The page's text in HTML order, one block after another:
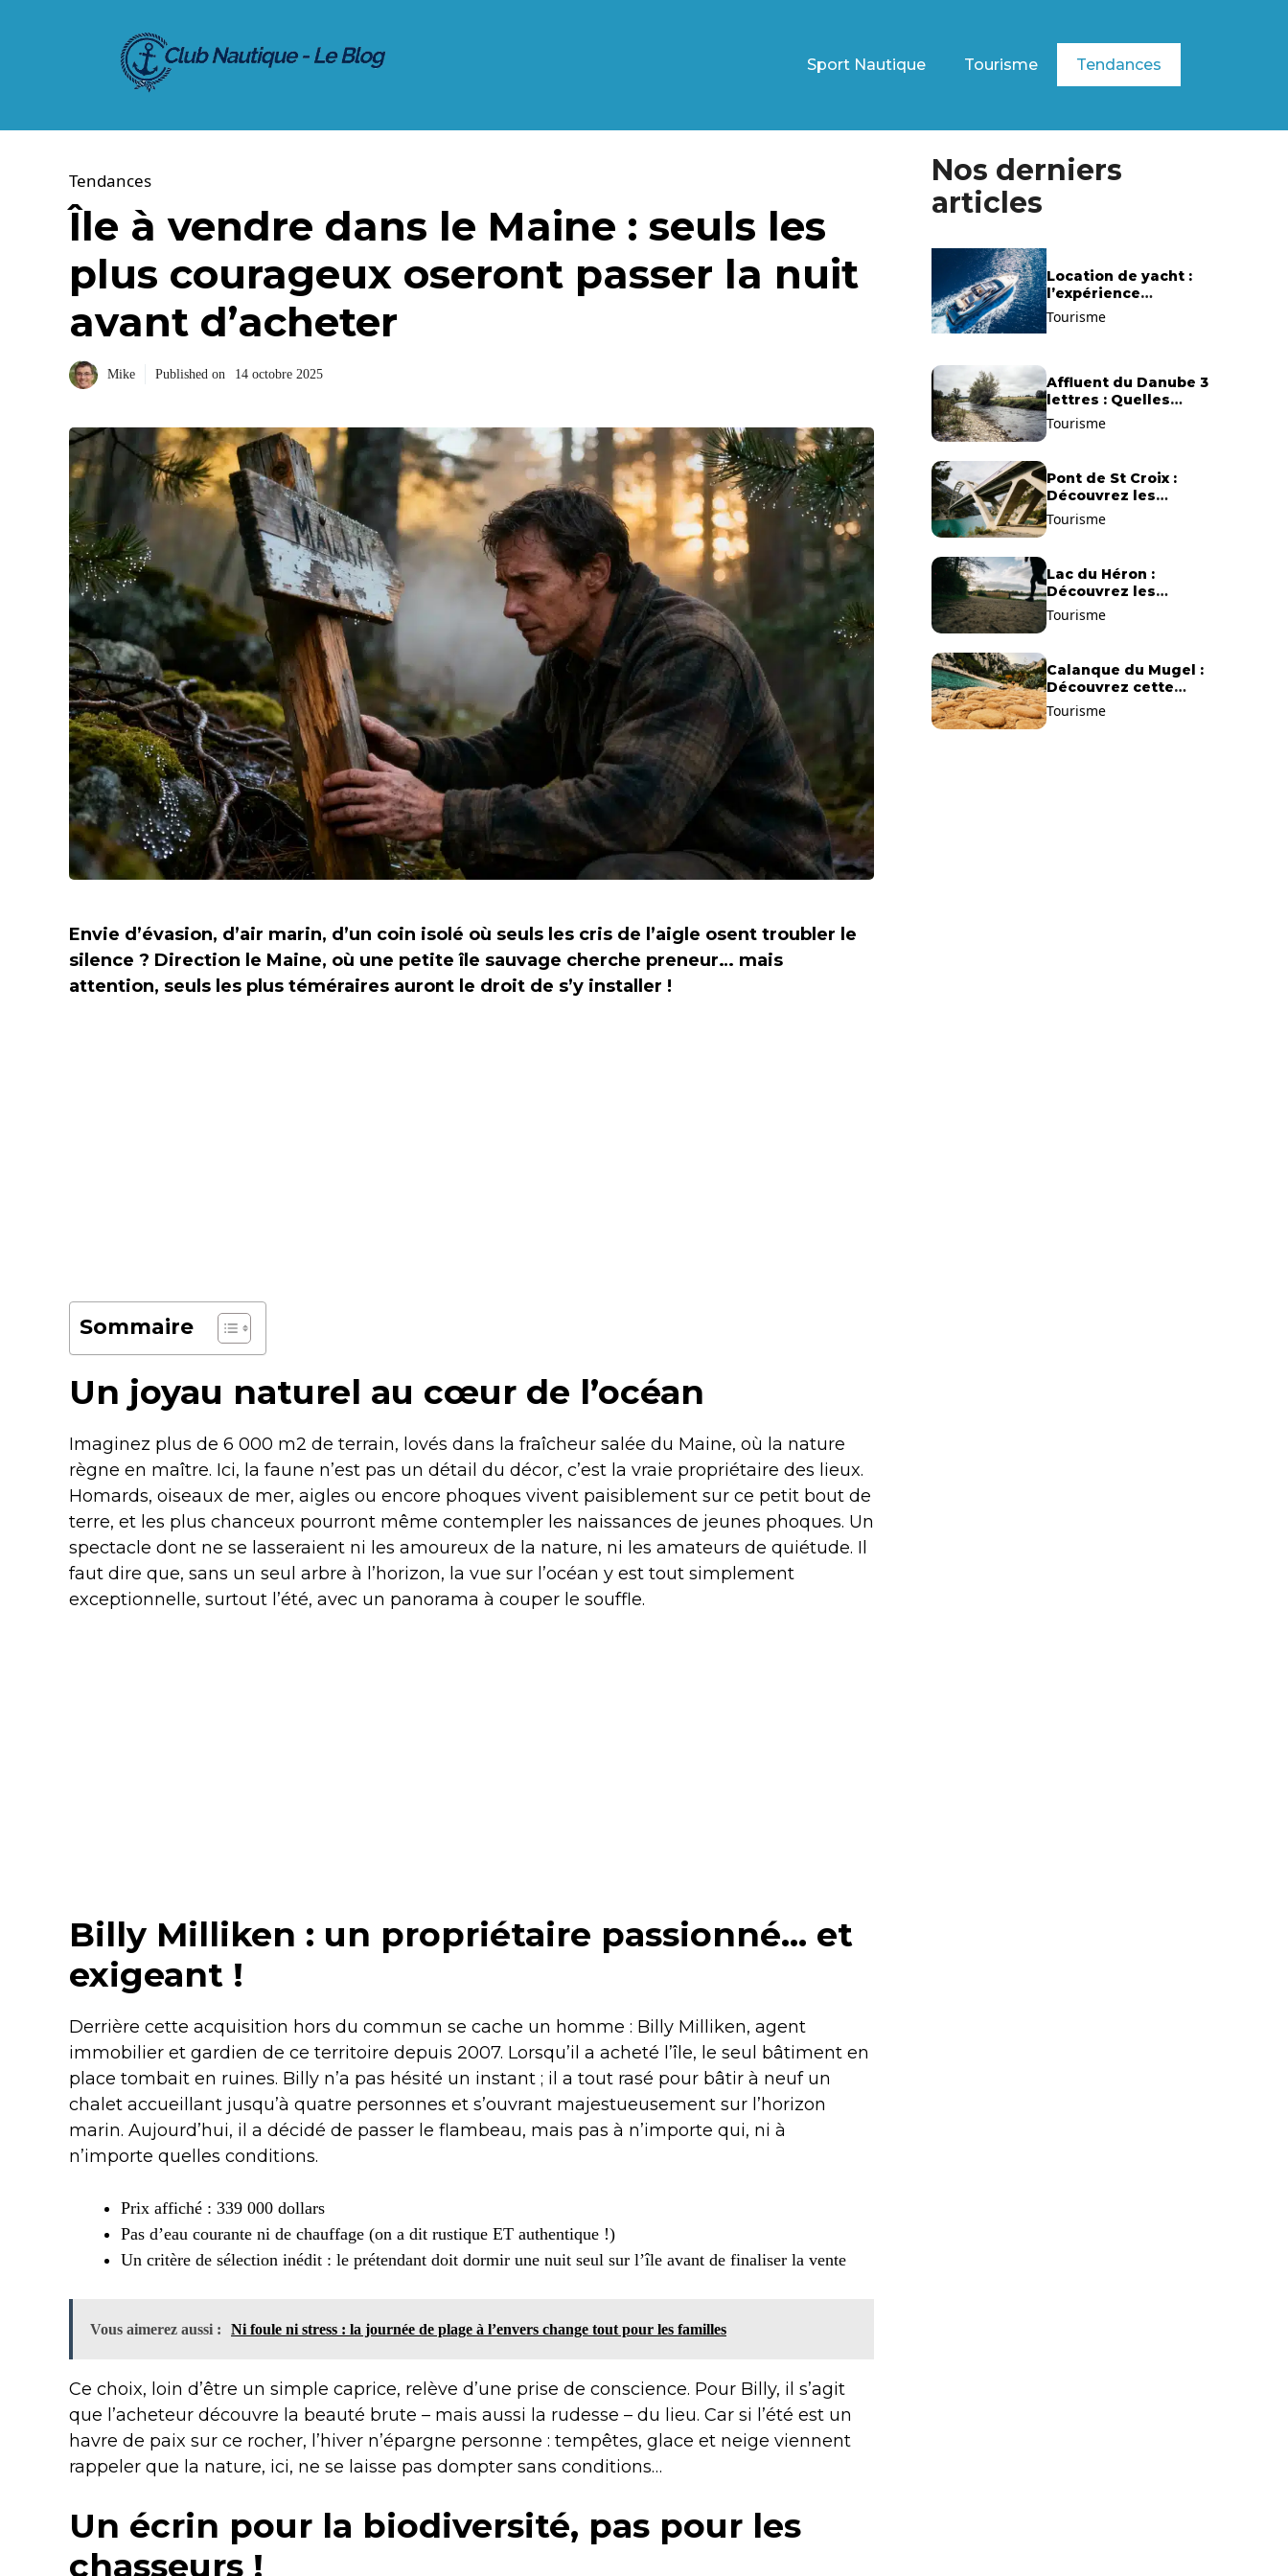
Sport Nautique Tourisme Tendances
Tendances
Île à vendre dans le Maine : seuls les
plus courageux oseront passer la nuit
avant d’acheter
Mike Published on 14 octobre 2025
Envie d’évasion, d’air marin, d’un coin isolé où seuls les cris de l’aigle osent troubler le
silence ? Direction le Maine, où une petite île sauvage cherche preneur… mais
attention, seuls les plus téméraires auront le droit de s’y installer !
Sommaire
Un joyau naturel au cœur de l’océan
Imaginez plus de 6 000 m2 de terrain, lovés dans la fraîcheur salée du Maine, où la nature
règne en maître. Ici, la faune n’est pas un détail du décor, c’est la vraie propriétaire des lieux.
Homards, oiseaux de mer, aigles ou encore phoques vivent paisiblement sur ce petit bout de
terre, et les plus chanceux pourront même contempler les naissances de jeunes phoques. Un
spectacle dont ne se lasseraient ni les amoureux de la nature, ni les amateurs de quiétude. Il
faut dire que, sans un seul arbre à l’horizon, la vue sur l’océan y est tout simplement
exceptionnelle, surtout l’été, avec un panorama à couper le souffle.
Billy Milliken : un propriétaire passionné… et
exigeant !
Derrière cette acquisition hors du commun se cache un homme : Billy Milliken, agent
immobilier et gardien de ce territoire depuis 2007. Lorsqu’il a acheté l’île, le seul bâtiment en
place tombait en ruines. Billy n’a pas hésité un instant ; il a tout rasé pour bâtir à neuf un
chalet accueillant jusqu’à quatre personnes et s’ouvrant majestueusement sur l’horizon
marin. Aujourd’hui, il a décidé de passer le flambeau, mais pas à n’importe qui, ni à
n’importe quelles conditions.
Prix affiché : 339 000 dollars
Pas d’eau courante ni de chauffage (on a dit rustique ET authentique !)
Un critère de sélection inédit : le prétendant doit dormir une nuit seul sur l’île avant de finaliser la vente
Vous aimerez aussi : Ni foule ni stress : la journée de plage à l’envers change tout pour les familles
Ce choix, loin d’être un simple caprice, relève d’une prise de conscience. Pour Billy, il s’agit
que l’acheteur découvre la beauté brute – mais aussi la rudesse – du lieu. Car si l’été est un
havre de paix sur ce rocher, l’hiver n’épargne personne : tempêtes, glace et neige viennent
rappeler que la nature, ici, ne se laisse pas dompter sans conditions…
Un écrin pour la biodiversité, pas pour les
chasseurs !
Nos derniers
articles
Location de yacht :
l’expérience
exclusive pour
découvrir la
Tourisme
Affluent du Danube 3
lettres : Quelles
solutions trouver ?
Tourisme
Pont de St Croix :
Découvrez les
gorges du Verdon !
Tourisme
Lac du Héron :
Découvrez les
meilleurs sentiers de
Tourisme
Calanque du Mugel :
Découvrez cette
plage paradisiaque à
Tourisme